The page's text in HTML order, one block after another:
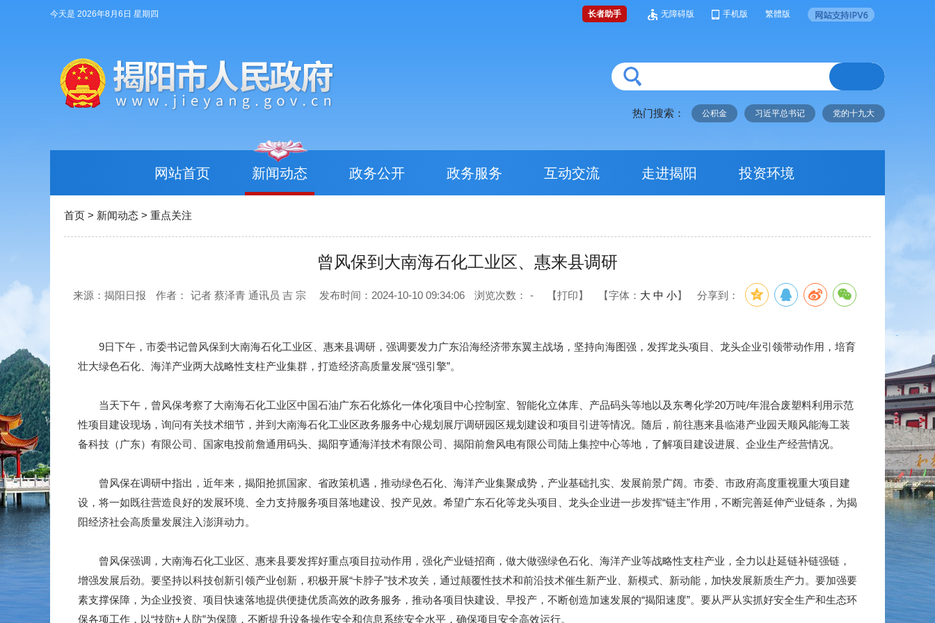
今天是 2026年8月6日 星期四 长者助手 无障碍版 手机版 繁體版
热门搜索： 公积金 习近平总书记 党的十九大
网站首页 新闻动态 政务公开 政务服务 互动交流 走进揭阳 投资环境
首页 > 新闻动态 > 重点关注
曾风保到大南海石化工业区、惠来县调研
来源：揭阳日报 作者： 记者 蔡泽青 通讯员 吉 宗 发布时间：2024-10-10 09:34:06 浏览次数： - 【打印】 【字体： 大 中 小】 分享到：
9日下午，市委书记曾风保到大南海石化工业区、惠来县调研，强调要发力广东沿海经济带东翼主战场，坚持向海图强，发挥龙头项目、龙头企业引领带动作用，培育
壮大绿色石化、海洋产业两大战略性支柱产业集群，打造经济高质量发展“强引擎”。
当天下午，曾风保考察了大南海石化工业区中国石油广东石化炼化一体化项目中心控制室、智能化立体库、产品码头等地以及东粤化学20万吨/年混合废塑料利用示范
性项目建设现场，询问有关技术细节，并到大南海石化工业区政务服务中心规划展厅调研园区规划建设和项目引进等情况。随后，前往惠来县临港产业园天顺风能海工装
备科技（广东）有限公司、国家电投前詹通用码头、揭阳亨通海洋技术有限公司、揭阳前詹风电有限公司陆上集控中心等地，了解项目建设进展、企业生产经营情况。
曾风保在调研中指出，近年来，揭阳抢抓国家、省政策机遇，推动绿色石化、海洋产业集聚成势，产业基础扎实、发展前景广阔。市委、市政府高度重视重大项目建
设，将一如既往营造良好的发展环境、全力支持服务项目落地建设、投产见效。希望广东石化等龙头项目、龙头企业进一步发挥“链主”作用，不断完善延伸产业链条，为揭
阳经济社会高质量发展注入澎湃动力。
曾风保强调，大南海石化工业区、惠来县要发挥好重点项目拉动作用，强化产业链招商，做大做强绿色石化、海洋产业等战略性支柱产业，全力以赴延链补链强链，
增强发展后劲。要坚持以科技创新引领产业创新，积极开展“卡脖子”技术攻关，通过颠覆性技术和前沿技术催生新产业、新模式、新动能，加快发展新质生产力。要加强要
素支撑保障，为企业投资、项目快速落地提供便捷优质高效的政务服务，推动各项目快建设、早投产，不断创造加速发展的“揭阳速度”。要从严从实抓好安全生产和生态环
保各项工作，以“技防+人防”为保障，不断提升设备操作安全和信息系统安全水平，确保项目安全高效运行。